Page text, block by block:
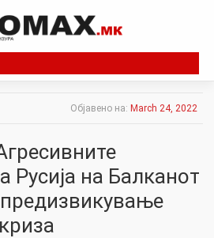
Објавено на: March 24, 2022
Русија на Балканот